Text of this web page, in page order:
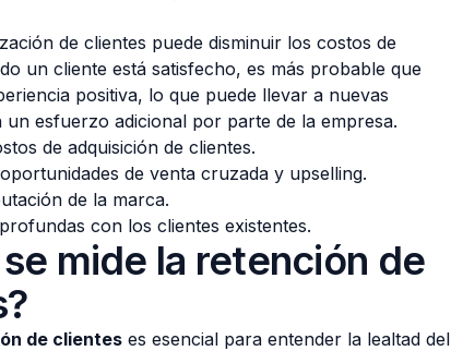
de clientes puede disminuir los costos de
un cliente está satisfecho, es más probable que
positiva, lo que puede llevar a nuevas
un esfuerzo adicional por parte de la empresa.
de adquisición de clientes.
de venta cruzada y upselling.
de la marca.
con los clientes existentes.
mide la retención de
de clientes es esencial para entender la lealtad del